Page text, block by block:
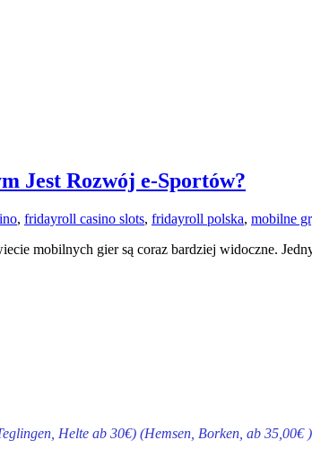
Jest Rozwój e-Sportów?
, fridayroll casino slots, fridayroll polska, mobilne
mobilnych gier są coraz bardziej widoczne.
Helte ab 30€) (Hemsen, Borken, ab 35,00€